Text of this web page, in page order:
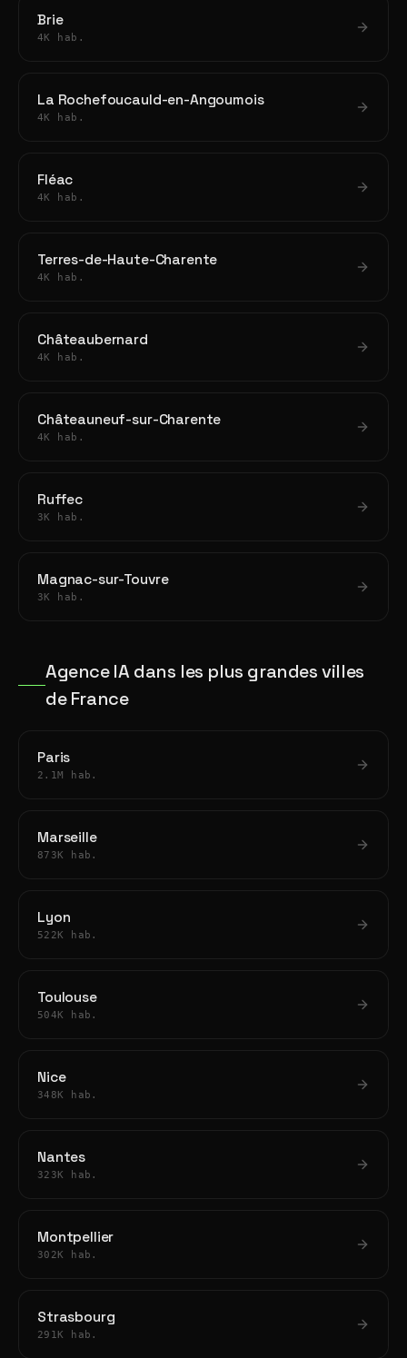
Brie
4K hab.
La Rochefoucauld-en-Angoumois
4K hab.
Fléac
4K hab.
Terres-de-Haute-Charente
4K hab.
Châteaubernard
4K hab.
Châteauneuf-sur-Charente
4K hab.
Ruffec
3K hab.
Magnac-sur-Touvre
3K hab.
Agence IA dans les plus grandes villes
de France
Paris
2.1M hab.
Marseille
873K hab.
Lyon
522K hab.
Toulouse
504K hab.
Nice
348K hab.
Nantes
323K hab.
Montpellier
302K hab.
Strasbourg
291K hab.